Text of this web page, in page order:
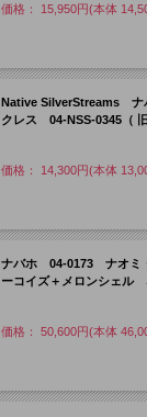
価格： 15,950円(本体
Native SilverStreams ナ
クレス 04-NSS-0345（
価格： 14,300円(本体
ナバホ 04-0173 ナオミ
ーコイズ＋メロンシェ
価格： 50,600円(本体